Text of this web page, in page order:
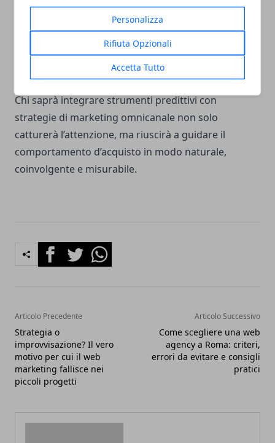
Personalizza
Rifiuta Opzionali
Accetta Tutto
dinamiche, contestuali e soprattutto rilevanti per chi
guarda. In un’epoca dominata da stimoli visivi, la
capacità di comunicare in modo mirato e reattivo
diventa una leva di valore competitivo.
Chi saprà integrare strumenti predittivi con
strategie di marketing omnicanale non solo
catturerà l’attenzione, ma riuscirà a guidare il
comportamento d’acquisto in modo naturale,
coinvolgente e misurabile.
FacebookTwitterWhatsapp
Articolo Precedente
Strategia o
improvvisazione? Il vero
motivo per cui il web
marketing fallisce nei
piccoli progetti
Articolo Successivo
Come scegliere una web
agency a Roma: criteri,
errori da evitare e consigli
pratici